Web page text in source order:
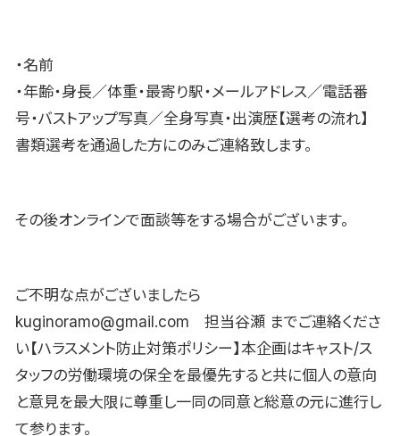
・名前
・年齢・身長／体重・最寄り駅・メールアドレス／電話番
号・バストアップ写真／全身写真・出演歴【選考の流れ】
書類選考を通過した方にのみご連絡致します。
その後オンラインで面談等をする場合がございます。
ご不明な点がございましたら
kuginoramo@gmail.com 担当谷瀬 までご連絡くださ
い【ハラスメント防止対策ポリシー】本企画はキャスト/ス
タッフの労働環境の保全を最優先すると共に個人の意向
と意見を最大限に尊重し一同の同意と総意の元に進行し
て参ります。